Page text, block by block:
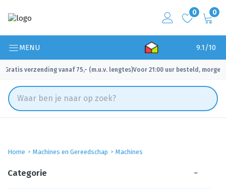
0 0
MENU 9.1/10
Gratis verzending vanaf 75,- (m.u.v. lengtes)
✓ Voor 21:00 uur besteld, morgen
Home Machines en Gereedschap Machines
Categorie −